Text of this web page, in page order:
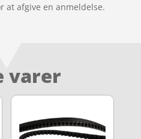
at afgive en anmeldelse.
varer